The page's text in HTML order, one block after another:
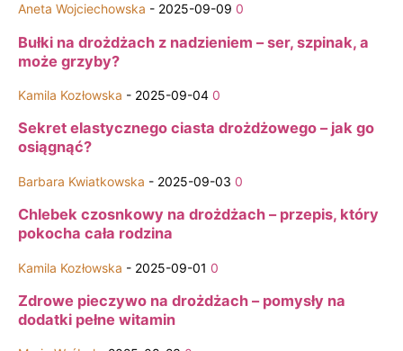
Aneta Wojciechowska - 2025-09-09 0
Bułki na drożdżach z nadzieniem – ser, szpinak, a
może grzyby?
Kamila Kozłowska - 2025-09-04 0
Sekret elastycznego ciasta drożdżowego – jak go
osiągnąć?
Barbara Kwiatkowska - 2025-09-03 0
Chlebek czosnkowy na drożdżach – przepis, który
pokocha cała rodzina
Kamila Kozłowska - 2025-09-01 0
Zdrowe pieczywo na drożdżach – pomysły na
dodatki pełne witamin